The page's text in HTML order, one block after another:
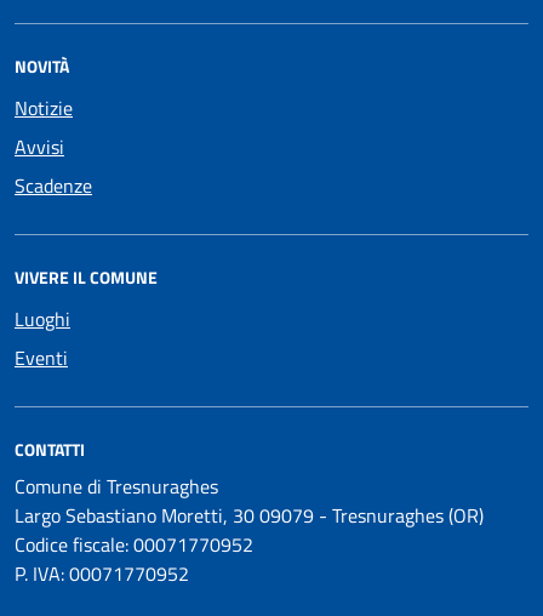
NOVITÀ
Notizie
Avvisi
Scadenze
VIVERE IL COMUNE
Luoghi
Eventi
CONTATTI
Comune di Tresnuraghes
Largo Sebastiano Moretti, 30 09079 - Tresnuraghes (OR)
Codice fiscale: 00071770952
P. IVA: 00071770952